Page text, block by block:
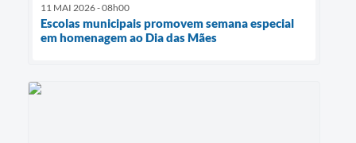
11 MAI 2026 - 08h00
Escolas municipais promovem semana especial
em homenagem ao Dia das Mães